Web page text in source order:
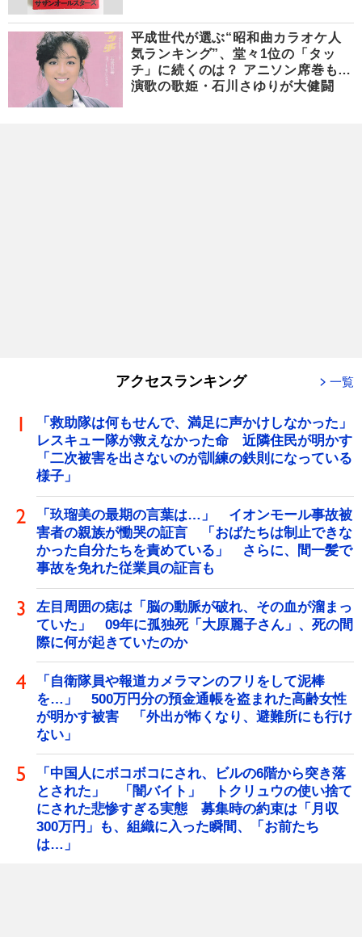
平成世代が選ぶ“昭和曲カラオケ人
気ランキング”、堂々1位の「タッ
チ」に続くのは？ アニソン席巻も…
演歌の歌姫・石川さゆりが大健闘
アクセスランキング 一覧
「救助隊は何もせんで、満足に声かけしなかった」
レスキュー隊が救えなかった命 近隣住民が明かす
「二次被害を出さないのが訓練の鉄則になっている
様子」
「玖瑠美の最期の言葉は…」 イオンモール事故被
害者の親族が慟哭の証言 「おばたちは制止できな
かった自分たちを責めている」 さらに、間一髪で
事故を免れた従業員の証言も
左目周囲の痣は「脳の動脈が破れ、その血が溜まっ
ていた」 09年に孤独死「大原麗子さん」、死の間
際に何が起きていたのか
「自衛隊員や報道カメラマンのフリをして泥棒
を…」 500万円分の預金通帳を盗まれた高齢女性
が明かす被害 「外出が怖くなり、避難所にも行け
ない」
「中国人にボコボコにされ、ビルの6階から突き落
とされた」 「闇バイト」 トクリュウの使い捨て
にされた悲惨すぎる実態 募集時の約束は「月収
300万円」も、組織に入った瞬間、「お前たち
は…」